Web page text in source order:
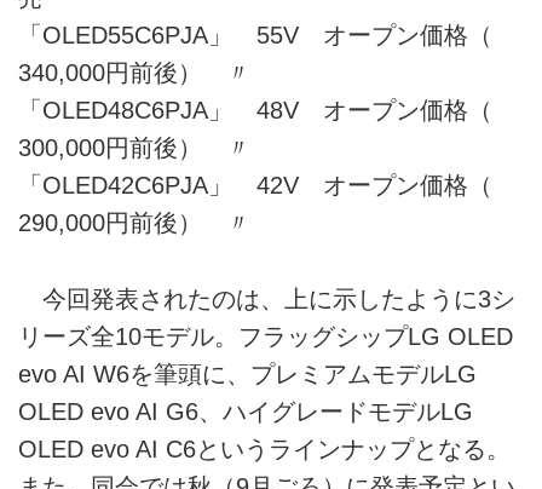
「OLED55C6PJA」 55V オープン価格（
340,000円前後） 〃
「OLED48C6PJA」 48V オープン価格（
300,000円前後） 〃
「OLED42C6PJA」 42V オープン価格（
290,000円前後） 〃
今回発表されたのは、上に示したように3シ
リーズ全10モデル。フラッグシップLG OLED
evo AI W6を筆頭に、プレミアムモデルLG
OLED evo AI G6、ハイグレードモデルLG
OLED evo AI C6というラインナップとなる。